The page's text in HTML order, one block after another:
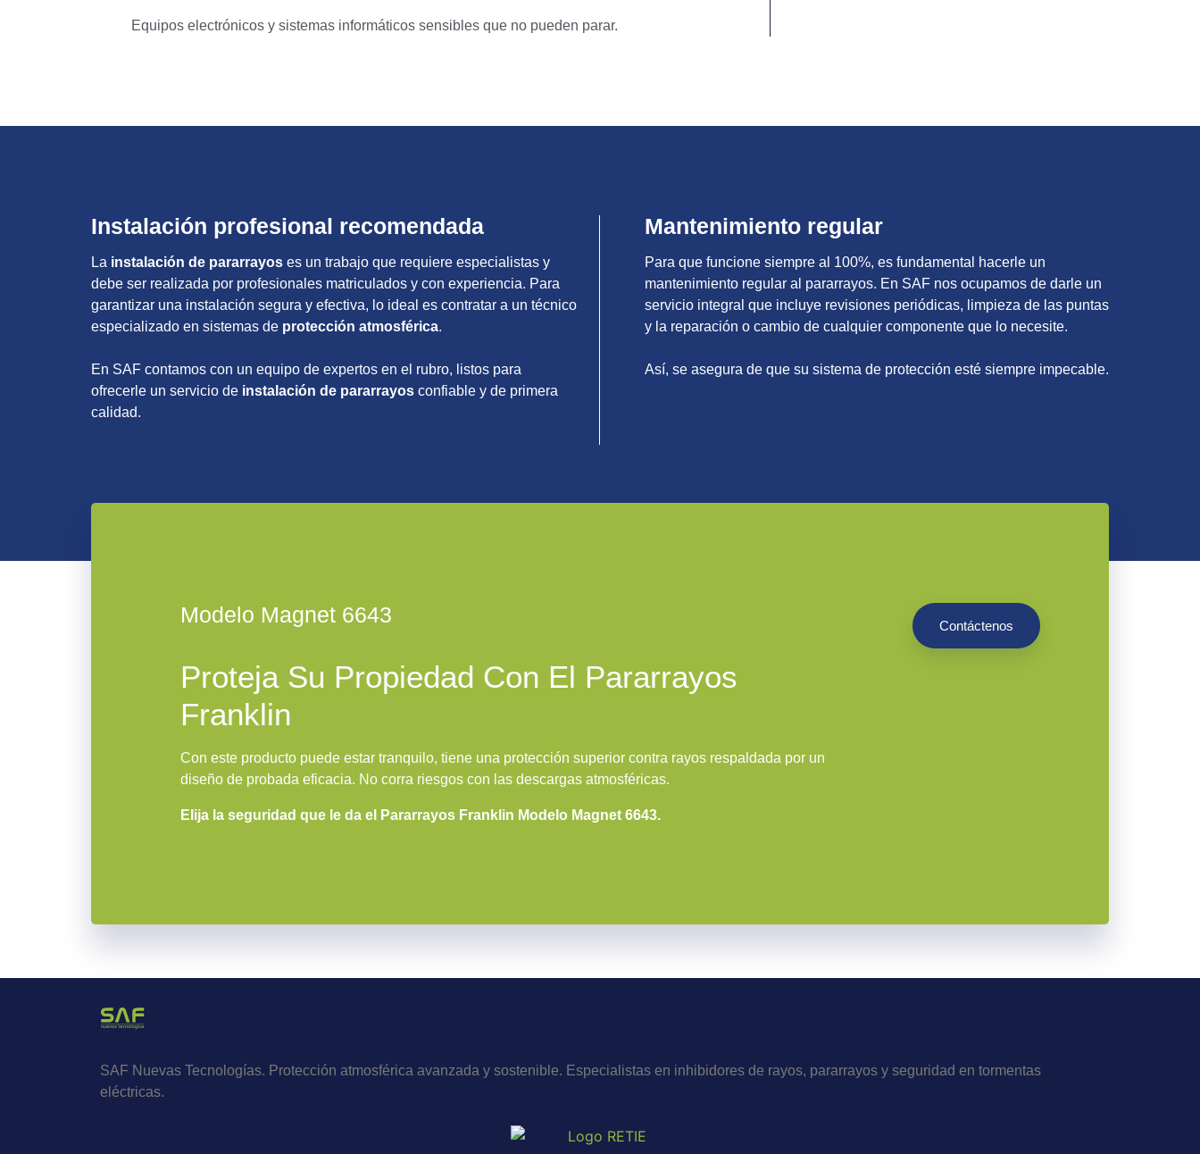
Equipos electrónicos y sistemas informáticos sensibles que no pueden parar.
Instalación profesional recomendada
La instalación de pararrayos es un trabajo que requiere especialistas y
debe ser realizada por profesionales matriculados y con experiencia. Para
garantizar una instalación segura y efectiva, lo ideal es contratar a un técnico
especializado en sistemas de protección atmosférica.
En SAF contamos con un equipo de expertos en el rubro, listos para
ofrecerle un servicio de instalación de pararrayos confiable y de primera
calidad.
Mantenimiento regular
Para que funcione siempre al 100%, es fundamental hacerle un
mantenimiento regular al pararrayos. En SAF nos ocupamos de darle un
servicio integral que incluye revisiones periódicas, limpieza de las puntas
y la reparación o cambio de cualquier componente que lo necesite.
Así, se asegura de que su sistema de protección esté siempre impecable.
Modelo Magnet 6643
Proteja Su Propiedad Con El Pararrayos
Franklin
Con este producto puede estar tranquilo, tiene una protección superior contra rayos respaldada por un
diseño de probada eficacia. No corra riesgos con las descargas atmosféricas.
Elija la seguridad que le da el Pararrayos Franklin Modelo Magnet 6643.
Contáctenos
SAF Nuevas Tecnologías. Protección atmosférica avanzada y sostenible. Especialistas en inhibidores de rayos, pararrayos y seguridad en tormentas
eléctricas.